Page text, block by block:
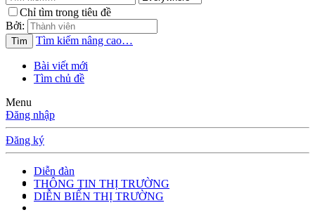
Chỉ tìm trong tiêu đề
Bởi:
Tìm Tìm kiếm nâng cao…
Bài viết mới
Tìm chủ đề
Menu
Đăng nhập
Đăng ký
Diễn đàn
THÔNG TIN THỊ TRƯỜNG
DIỄN BIẾN THỊ TRƯỜNG